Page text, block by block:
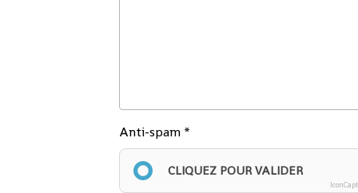
Anti-spam
CLIQUEZ POUR VALIDER